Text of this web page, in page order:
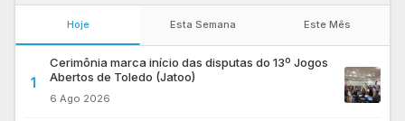
Hoje Esta Semana Este Mês
1
Cerimônia marca início das disputas do 13º Jogos
Abertos de Toledo (Jatoo)
6 Ago 2026